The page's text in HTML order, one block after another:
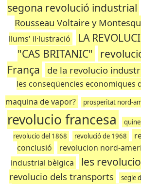
segona revolució industrial
Rousseau Voltaire y
llums' il·lustració
LA
"CAS BRITANIC"
França
de la revolucio
les conseqüencies economiques
maquina de vapor?
prosperitat nord-
revolucio francesa
revolucio del 1868
revolució de 1968
conclusió
revolucion nord-
industrial bèlgica
les
revolucio dels transports
segle